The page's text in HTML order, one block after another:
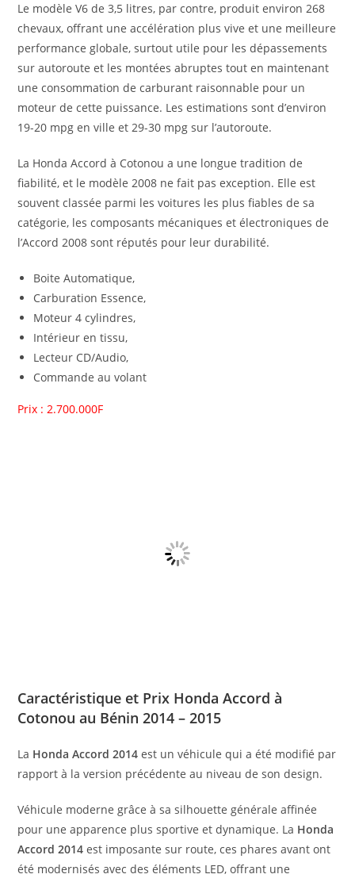
Le modèle V6 de 3,5 litres, par contre, produit environ 268
chevaux, offrant une accélération plus vive et une meilleure
performance globale, surtout utile pour les dépassements
sur autoroute et les montées abruptes tout en maintenant
une consommation de carburant raisonnable pour un
moteur de cette puissance. Les estimations sont d’environ
19-20 mpg en ville et 29-30 mpg sur l’autoroute.
La Honda Accord à Cotonou a une longue tradition de
fiabilité, et le modèle 2008 ne fait pas exception. Elle est
souvent classée parmi les voitures les plus fiables de sa
catégorie, les composants mécaniques et électroniques de
l’Accord 2008 sont réputés pour leur durabilité.
Boite Automatique,
Carburation Essence,
Moteur 4 cylindres,
Intérieur en tissu,
Lecteur CD/Audio,
Commande au volant
Prix : 2.700.000F
Caractéristique et Prix Honda Accord à
Cotonou au Bénin 2014 – 2015
La Honda Accord 2014 est un véhicule qui a été modifié par
rapport à la version précédente au niveau de son design.
Véhicule moderne grâce à sa silhouette générale affinée
pour une apparence plus sportive et dynamique. La Honda
Accord 2014 est imposante sur route, ces phares avant ont
été modernisés avec des éléments LED, offrant une